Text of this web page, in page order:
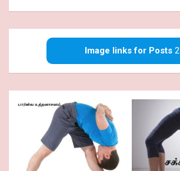
Image links for Posts2